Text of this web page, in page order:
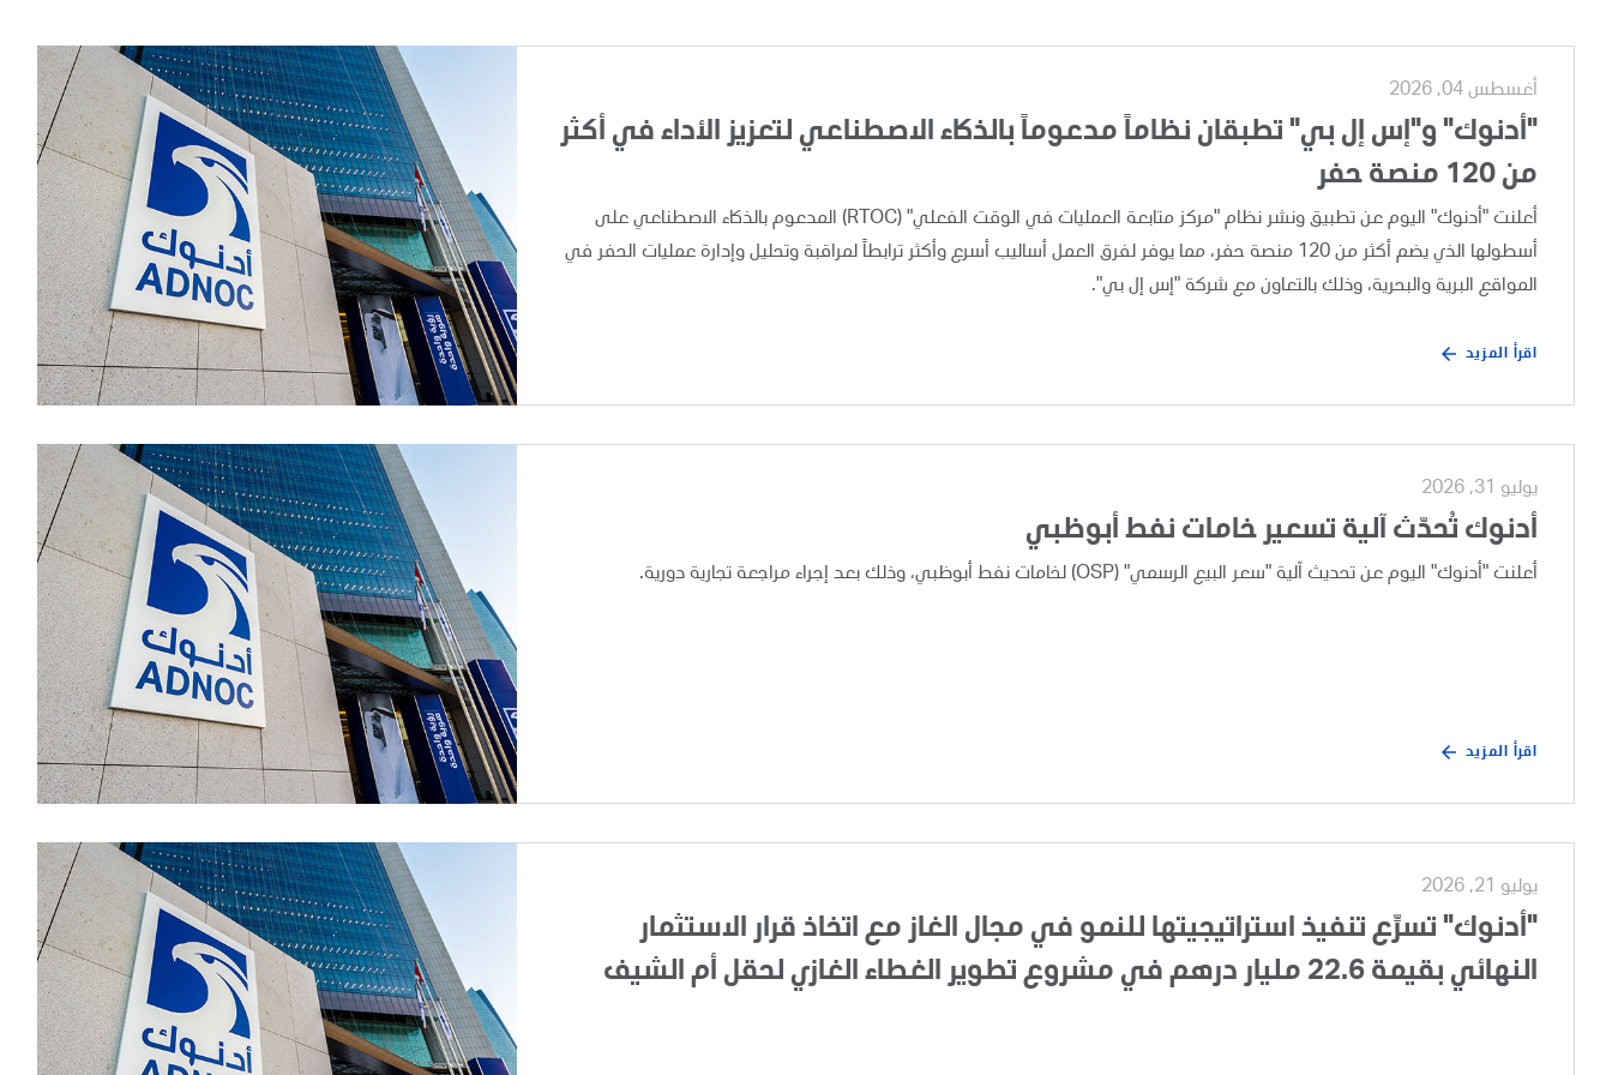
أغسطس 04, 2026
"أدنوك" و"إس إل بي" تطبقان نظاماً مدعوماً بالذكاء الاصطناعي لتعزيز الأداء في أكثر
من 120 منصة حفر
أعلنت "أدنوك" اليوم عن تطبيق ونشر نظام "مركز متابعة العمليات في الوقت الفعلي" (RTOC) المدعوم بالذكاء الاصطناعي على
أسطولها الذي يضم أكثر من 120 منصة حفر، مما يوفر لفرق العمل أساليب أسرع وأكثر ترابطاً لمراقبة وتحليل وإدارة عمليات الحفر في
المواقع البرية والبحرية، وذلك بالتعاون مع شركة "إس إل بي".
اقرأ المزيد
يوليو 31, 2026
أدنوك تُحدّث آلية تسعير خامات نفط أبوظبي
أعلنت "أدنوك" اليوم عن تحديث آلية "سعر البيع الرسمي" (OSP) لخامات نفط أبوظبي، وذلك بعد إجراء مراجعة تجارية دورية.
اقرأ المزيد
يوليو 21, 2026
"أدنوك" تسرِّع تنفيذ استراتيجيتها للنمو في مجال الغاز مع اتخاذ قرار الاستثمار
النهائي بقيمة 22.6 مليار درهم في مشروع تطوير الغطاء الغازي لحقل أم الشيف